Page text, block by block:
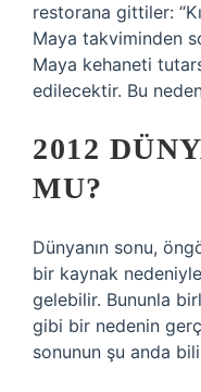
restorana gittiler:
Maya takviminden
Maya kehaneti
edilecektir. Bu
2012
MU?
Dünyanın sonu,
bir kaynak
gelebilir. Bununla
gibi bir nedenin
sonunun şu anda